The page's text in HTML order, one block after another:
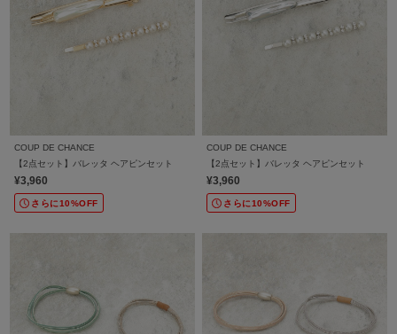
COUP DE CHANCE
【2点セット】バレッタ ヘアピンセット
¥3,960
さらに10%OFF
COUP DE CHANCE
【2点セット】バレッタ ヘアピンセット
¥3,960
さらに10%OFF